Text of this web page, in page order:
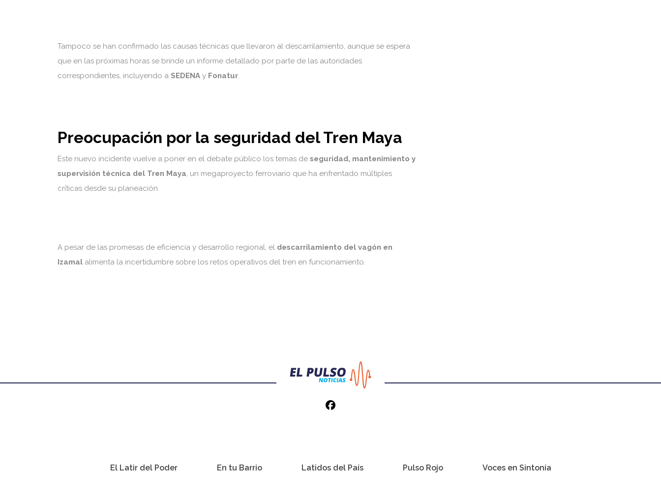
Tampoco se han confirmado las causas técnicas que llevaron al descarrilamiento, aunque se espera
que en las próximas horas se brinde un informe detallado por parte de las autoridades
correspondientes, incluyendo a SEDENA y Fonatur.
Preocupación por la seguridad del Tren Maya
Este nuevo incidente vuelve a poner en el debate público los temas de seguridad, mantenimiento y
supervisión técnica del Tren Maya, un megaproyecto ferroviario que ha enfrentado múltiples
críticas desde su planeación.
A pesar de las promesas de eficiencia y desarrollo regional, el descarrilamiento del vagón en
Izamal alimenta la incertidumbre sobre los retos operativos del tren en funcionamiento.
El Latir del Poder En tu Barrio Latidos del País Pulso Rojo Voces en Sintonía